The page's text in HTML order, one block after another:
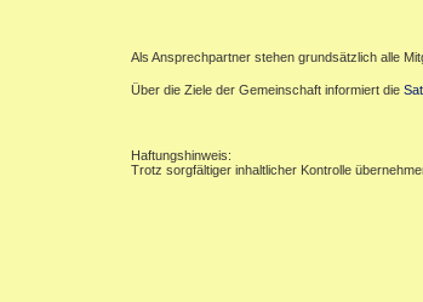
Als Ansprechpartner stehen grundsätzlich alle
Über die Ziele der Gemeinschaft informiert die
Haftungshinweis:
Trotz sorgfältiger inhaltlicher Kontrolle